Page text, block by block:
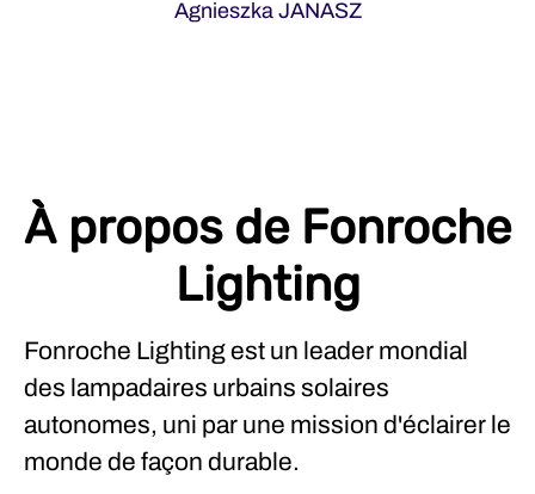
Agnieszka JANASZ
À propos de Fonroche
Lighting
Fonroche Lighting est un leader mondial
des lampadaires urbains solaires
autonomes, uni par une mission d'éclairer le
monde de façon durable.